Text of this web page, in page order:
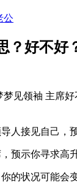
公
？好不好
见领袖 主席
接见自己，预
示你寻求高升
状况可能会变